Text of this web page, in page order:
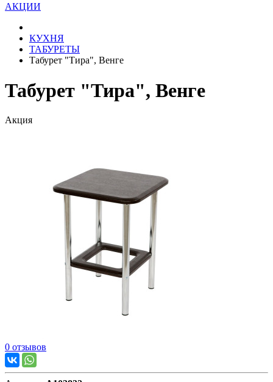
АКЦИИ
КУХНЯ
ТАБУРЕТЫ
Табурет "Тира", Венге
Табурет "Тира", Венге
Акция
0 отзывов